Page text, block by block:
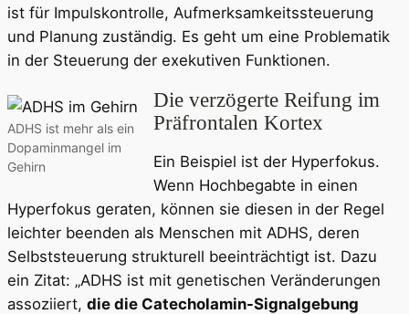
ist für Impulskontrolle, Aufmerksamkeitssteuerung
und Planung zuständig. Es geht um eine Problematik
in der Steuerung der exekutiven Funktionen.
ADHS ist mehr als ein
Dopaminmangel im
Gehirn
Die verzögerte Reifung im
Präfrontalen Kortex
Ein Beispiel ist der Hyperfokus.
Wenn Hochbegabte in einen
Hyperfokus geraten, können sie diesen in der Regel
leichter beenden als Menschen mit ADHS, deren
Selbststeuerung strukturell beeinträchtigt ist. Dazu
ein Zitat: „ADHS ist mit genetischen Veränderungen
assoziiert, die die Catecholamin-Signalgebung